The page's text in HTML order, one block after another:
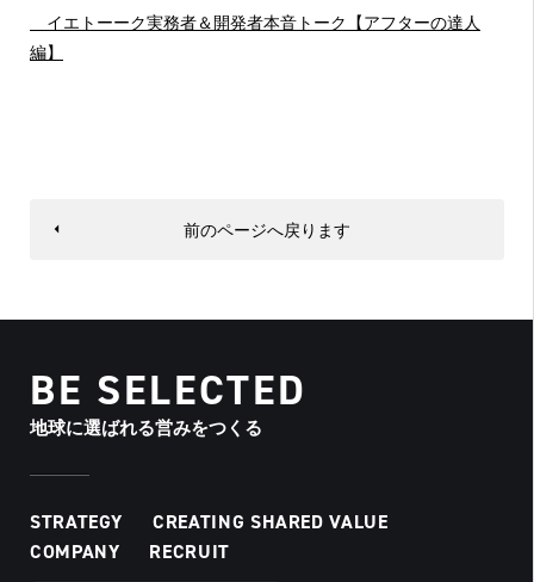
イエトーーク実務者＆開発者本音トーク【アフターの達人
編】
前のページへ戻ります
BE SELECTED
地球に選ばれる営みをつくる
STRATEGY
CREATING SHARED VALUE
COMPANY
RECRUIT